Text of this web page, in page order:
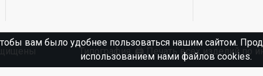
Типография. 🖨️ Печать всех изделий по
вам было удобнее пользоваться нашим сайтом.
использованием нами файлов cookies.